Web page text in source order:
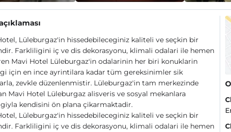
Lüleburgaz'in hissedebileceginiz kaliteli ve seçkin bir
Farkliligini iç ve dis dekorasyonu, klimali odalari ile hemen
Mavi Hotel Lüleburgaz'in odalarinin her biri konuklarin
için en ince ayrintilara kadar tüm gereksinimler sik
zevkle düzenlenmistir. Lüleburgaz'in tam merkezinde
Mavi Hotel Lüleburgaz alisveris ve sosyal mekanlara
kendisini ön plana çikarmaktadir.
Lüleburgaz'in hissedebileceginiz kaliteli ve seçkin bir
Farkliligini iç ve dis dekorasyonu, klimali odalari ile hemen